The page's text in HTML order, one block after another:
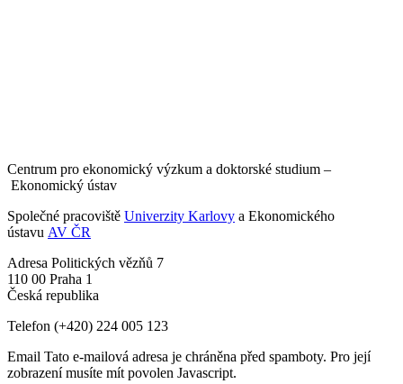
Centrum pro ekonomický výzkum a doktorské studium –
Ekonomický ústav
Společné pracoviště Univerzity Karlovy a Ekonomického
ústavu AV ČR
Adresa Politických vězňů 7
110 00 Praha 1
Česká republika
Telefon (+420) 224 005 123
Email Tato e-mailová adresa je chráněna před spamboty. Pro její
zobrazení musíte mít povolen Javascript.